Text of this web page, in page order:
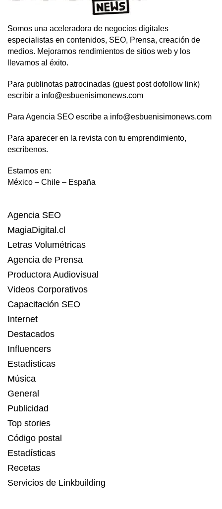
Somos una aceleradora de negocios digitales
especialistas en contenidos, SEO, Prensa, creación de
medios. Mejoramos rendimientos de sitios web y los
llevamos al éxito.
Para publinotas patrocinadas (guest post dofollow link)
escribir a info@esbuenisimonews.com
Para Agencia SEO escribe a info@esbuenisimonews.com
Para aparecer en la revista con tu emprendimiento,
escríbenos.
Estamos en:
México – Chile – España
Agencia SEO
MagiaDigital.cl
Letras Volumétricas
Agencia de Prensa
Productora Audiovisual
Videos Corporativos
Capacitación SEO
Internet
Destacados
Influencers
Estadísticas
Música
General
Publicidad
Top stories
Código postal
Estadísticas
Recetas
Servicios de Linkbuilding